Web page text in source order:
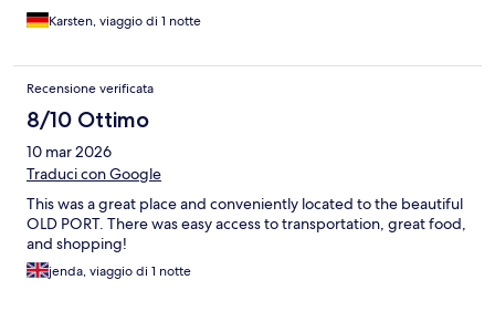
Karsten, viaggio di 1 notte
Recensione verificata
8/10 Ottimo
10 mar 2026
Traduci con Google
This was a great place and conveniently located to the beautiful
OLD PORT. There was easy access to transportation, great food,
and shopping!
jenda, viaggio di 1 notte